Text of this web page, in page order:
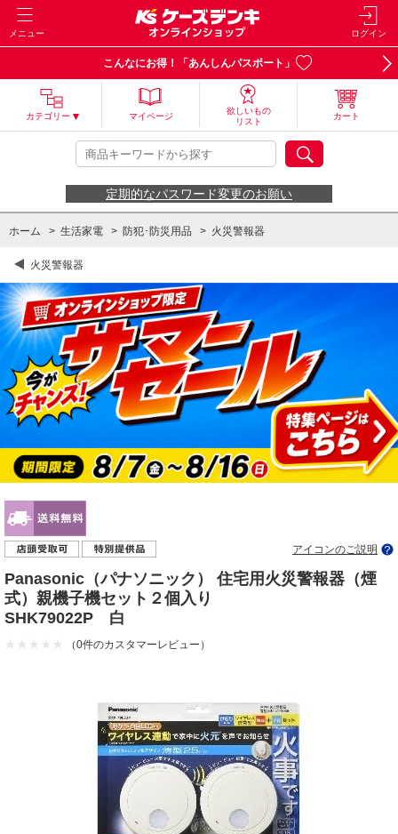
メニュー ログイン
こんなにお得！「あんしんパスポート」
カテゴリー マイページ
欲しいもの
リスト
カート
定期的なパスワード変更のお願い
ホーム > 生活家電 > 防犯･防災用品 > 火災警報器
火災警報器
アイコンのご説明
Panasonic（パナソニック） 住宅用火災警報器（煙
式）親機子機セット２個入り
SHK79022P 白
（0件のカスタマーレビュー）